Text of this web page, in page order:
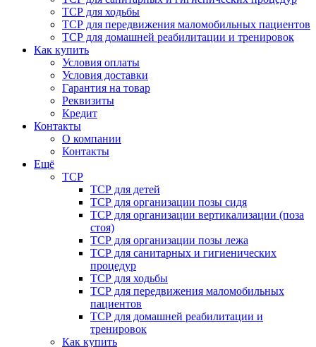
ТСР для ходьбы
ТСР для передвижения маломобильных пациентов
ТСР для домашней реабилитации и тренировок
Как купить
Условия оплаты
Условия доставки
Гарантия на товар
Реквизиты
Кредит
Контакты
О компании
Контакты
Ещё
ТСР
ТСР для детей
ТСР для организации позы сидя
ТСР для организации вертикализации (поза
стоя)
ТСР для организации позы лежа
ТСР для санитарных и гигиенических
процедур
ТСР для ходьбы
ТСР для передвижения маломобильных
пациентов
ТСР для домашней реабилитации и
тренировок
Как купить